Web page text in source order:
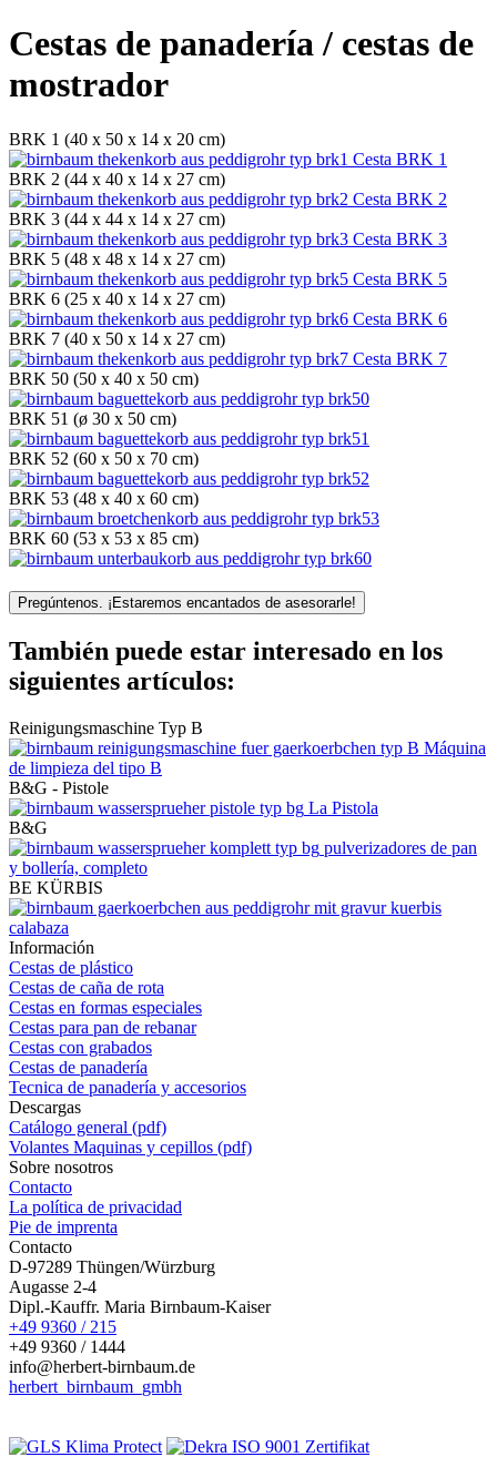
Cestas de panadería / cestas de
mostrador
BRK 1 (40 x 50 x 14 x 20 cm)
Cesta BRK 1
BRK 2 (44 x 40 x 14 x 27 cm)
Cesta BRK 2
BRK 3 (44 x 44 x 14 x 27 cm)
Cesta BRK 3
BRK 5 (48 x 48 x 14 x 27 cm)
Cesta BRK 5
BRK 6 (25 x 40 x 14 x 27 cm)
Cesta BRK 6
BRK 7 (40 x 50 x 14 x 27 cm)
Cesta BRK 7
BRK 50 (50 x 40 x 50 cm)
BRK 51 (ø 30 x 50 cm)
BRK 52 (60 x 50 x 70 cm)
BRK 53 (48 x 40 x 60 cm)
BRK 60 (53 x 53 x 85 cm)
Pregúntenos. ¡Estaremos encantados de asesorarle!
También puede estar interesado en los
siguientes artículos:
Reinigungsmaschine Typ B
Máquina
de limpieza del tipo B
B&G - Pistole
La Pistola
B&G
pulverizadores de pan
y bollería, completo
BE KÜRBIS
calabaza
Información
Cestas de plástico
Cestas de caña de rota
Cestas en formas especiales
Cestas para pan de rebanar
Cestas con grabados
Cestas de panadería
Tecnica de panadería y accesorios
Descargas
Catálogo general (pdf)
Volantes Maquinas y cepillos (pdf)
Sobre nosotros
Contacto
La política de privacidad
Pie de imprenta
Contacto
D-97289 Thüngen/Würzburg
Augasse 2-4
Dipl.-Kauffr. Maria Birnbaum-Kaiser
+49 9360 / 215
+49 9360 / 1444
info@herbert-birnbaum.de
herbert_birnbaum_gmbh